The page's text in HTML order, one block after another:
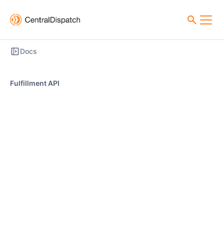
Docs
Fulfillment API